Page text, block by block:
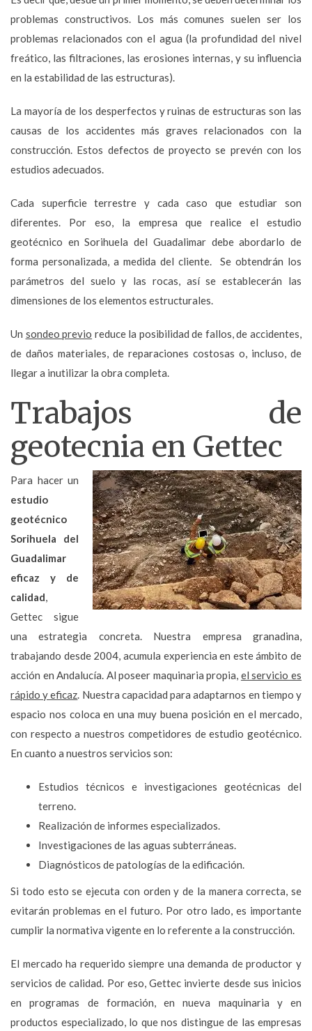
problemas constructivos. Los más comunes suelen ser los
problemas relacionados con el agua (la profundidad del nivel
freático, las filtraciones, las erosiones internas, y su influencia
en la estabilidad de las estructuras).
La mayoría de los desperfectos y ruinas de estructuras son las
causas de los accidentes más graves relacionados con la
construcción. Estos defectos de proyecto se prevén con los
estudios adecuados.
Cada superficie terrestre y cada caso que estudiar son
diferentes. Por eso, la empresa que realice el estudio
geotécnico en Sorihuela del Guadalimar debe abordarlo de
forma personalizada, a medida del cliente. Se obtendrán los
parámetros del suelo y las rocas, así se establecerán las
dimensiones de los elementos estructurales.
Un sondeo previo reduce la posibilidad de fallos, de accidentes,
de daños materiales, de reparaciones costosas o, incluso, de
llegar a inutilizar la obra completa.
Trabajos de
geotecnia en Gettec
Para hacer un
estudio
geotécnico
Sorihuela del
Guadalimar
eficaz y de
calidad,
Gettec sigue
una estrategia concreta. Nuestra empresa granadina,
trabajando desde 2004, acumula experiencia en este ámbito de
acción en Andalucía. Al poseer maquinaria propia, el servicio es
rápido y eficaz. Nuestra capacidad para adaptarnos en tiempo y
espacio nos coloca en una muy buena posición en el mercado,
con respecto a nuestros competidores de estudio geotécnico.
En cuanto a nuestros servicios son:
Estudios técnicos e investigaciones geotécnicas del
terreno.
Realización de informes especializados.
Investigaciones de las aguas subterráneas.
Diagnósticos de patologías de la edificación.
Si todo esto se ejecuta con orden y de la manera correcta, se
evitarán problemas en el futuro. Por otro lado, es importante
cumplir la normativa vigente en lo referente a la construcción.
El mercado ha requerido siempre una demanda de productor y
servicios de calidad. Por eso, Gettec invierte desde sus inicios
en programas de formación, en nueva maquinaria y en
productos especializado, lo que nos distingue de las empresas